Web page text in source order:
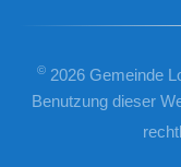
© 2026 Gemeinde
Benutzung dieser